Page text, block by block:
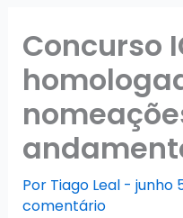
Concurso
Por Tiago Leal - junho
comentário